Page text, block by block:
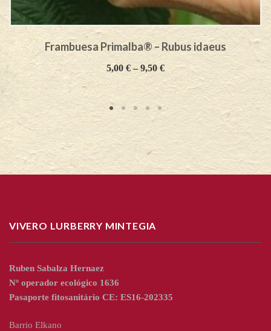
Frambuesa Primalba® – Rubus idaeus
5,00 €–9,50€
VIVERO LURBERRY MINTEGIA
Ruben Sabalza Hernaez
Nº operador ecológico 1636
Pasaporte fitosanitário CE: ES16-202335
Barrio Elkano